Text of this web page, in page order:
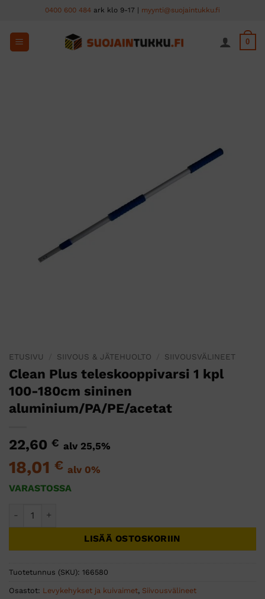
content
0400 600 484 ark klo 9-17 | myynti@suojaintukku.fi
0
ETUSIVU SIIVOUS & JÄTEHUOLTO SIIVOUSVÄLINEET
Clean Plus teleskooppivarsi 1 kpl
100-180cm sininen
aluminium/PA/PE/acetat
22,60 € alv 25,5%
18,01 € alv 0%
VARASTOSSA
LISÄÄ OSTOSKORIIN
Tuotetunnus (SKU): 166580
Osastot: Levykehykset ja kuivaimet, Siivousvälineet